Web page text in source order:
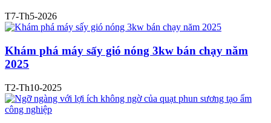
T7-Th5-2026
Khám phá máy sấy gió nóng 3kw bán chạy năm
2025
T2-Th10-2025